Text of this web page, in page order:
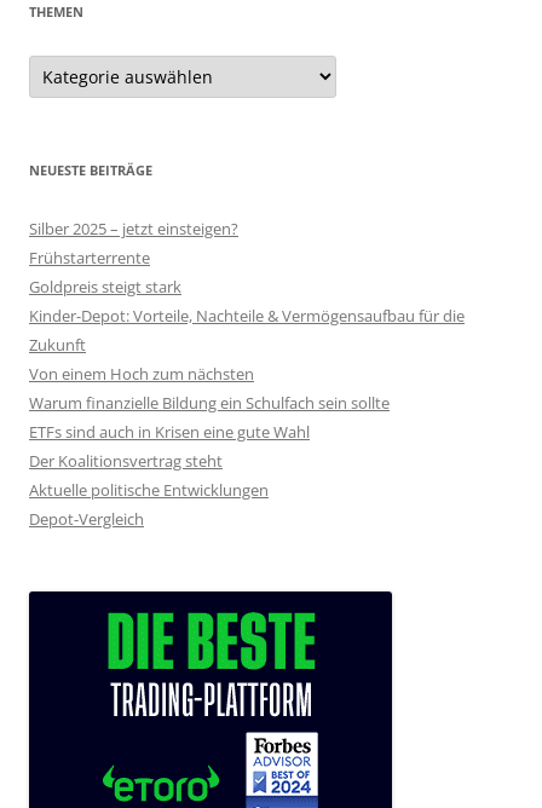
THEMEN
Themen
NEUESTE BEITRÄGE
Silber 2025 – jetzt einsteigen?
Frühstarterrente
Goldpreis steigt stark
Kinder-Depot: Vorteile, Nachteile & Vermögensaufbau für die
Zukunft
Von einem Hoch zum nächsten
Warum finanzielle Bildung ein Schulfach sein sollte
ETFs sind auch in Krisen eine gute Wahl
Der Koalitionsvertrag steht
Aktuelle politische Entwicklungen
Depot-Vergleich